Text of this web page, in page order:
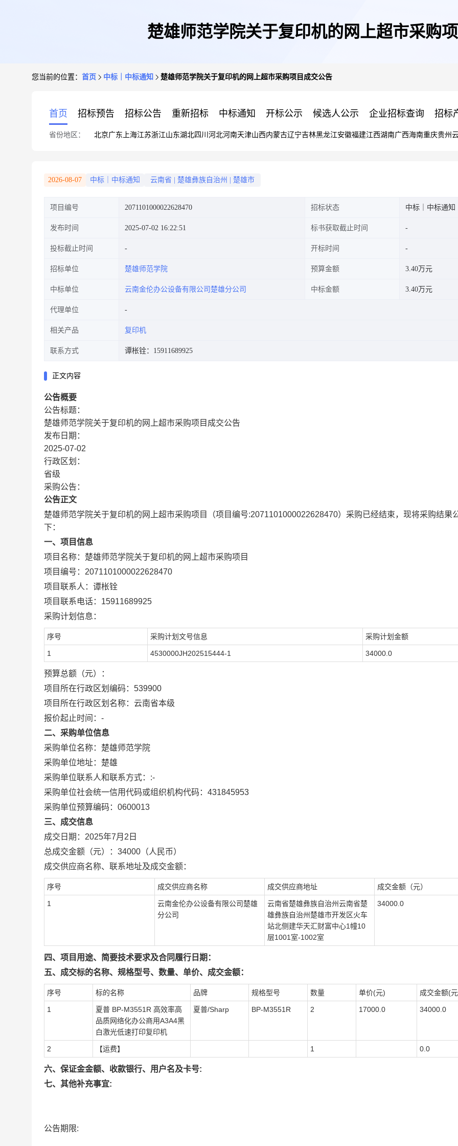
楚雄师范学院关于复印机的网上超市采购
您当前的位置： 首页 中标｜中标通知 楚雄师范学院关于复印机的网上超市采购项目成交公告
首页 招标预告 招标公告 重新招标 中标通知 开标公示 候选人公示 企业招标查询 招标
省份地区： 北京广东 上海江苏浙江山东湖北四川 河北河南天津山西内蒙古辽宁吉林黑龙江安徽福建江西湖南广西海南重庆贵州
2026-08-07 中标｜中标通知 云南省 楚雄彝族自治州 楚雄市
项目编号 2071101000022628470 招标状态 中标｜中标通知
发布时间 2025-07-02 16:22:51 标书获取截止时间
投标截止时间 开标时间
招标单位 楚雄师范学院 预算金额 3.40万元
中标单位 云南金伦办公设备有限公司楚雄分公司 中标金额 3.40万元
代理单位
相关产品 复印机
联系方式 谭枨铨：15911689925
正文内容
公告概要
公告标题：
楚雄师范学院关于复印机的网上超市采购项目成交公告
发布日期：
2025-07-02
行政区划：
省级
采购公告：
公告正文
楚雄师范学院关于复印机的网上超市采购项目
（项目编号:2071101000022628470）采购已经结束，现将采购结果
下：
一、项目信息
项目名称： 楚雄师范学院关于复印机的网上超市采购项目
项目编号： 2071101000022628470
项目联系人： 谭枨铨
项目联系电话： 15911689925
采购计划信息：
序号 采购计划文号信息 采购计划金额
1 4530000JH202515444-1 34000.0
预算总额（元）：
项目所在行政区划编码： 539900
项目所在行政区划名称： 云南省本级
报价起止时间：-
二、采购单位信息
采购单位名称： 楚雄师范学院
采购单位地址： 楚雄
采购单位联系人和联系方式： :-
采购单位社会统一信用代码或组织机构代码： 431845953
采购单位预算编码： 0600013
三、成交信息
成交日期： 2025年7月2日
总成交金额（元）： 34000 （人民币）
成交供应商名称、联系地址及成交金额：
序号 成交供应商名称 成交供应商地址 成交金额（元）
1
云南金伦办公设备有限公司楚雄
分公司
云南省楚雄彝族自治州云南省楚
雄彝族自治州楚雄市开发区火车
站北侧建华天汇财富中心1幢10
层1001室-1002室
34000.0
四、项目用途、简要技术要求及合同履行日期：
五、成交标的名称、规格型号、数量、单价、成交金额：
序号 标的名称 品牌 规格型号 数量 单价(元) 成交金额(
1
夏普 BP-M3551R 高效率高
品质网络化办公商用A3A4黑
白激光低速打印复印机
夏普/Sharp BP-M3551R 2 17000.0 34000.0
2 【运费】 1 0.0
六、保证金金额、收款银行、用户名及卡号:
七、其他补充事宜:
公告期限: